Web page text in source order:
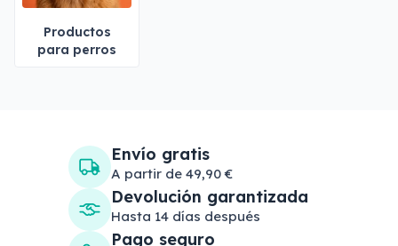
Productos
para perros
Envío gratis
A partir de 49,90 €
Devolución garantizada
Hasta 14 días después
Pago seguro